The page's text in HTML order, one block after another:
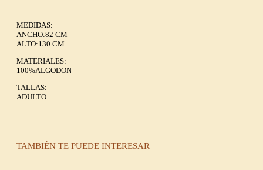
MEDIDAS:
ANCHO:82 CM
ALTO:130 CM
MATERIALES:
100%ALGODON
TALLAS:
ADULTO
TAMBIÉN TE PUEDE INTERESAR